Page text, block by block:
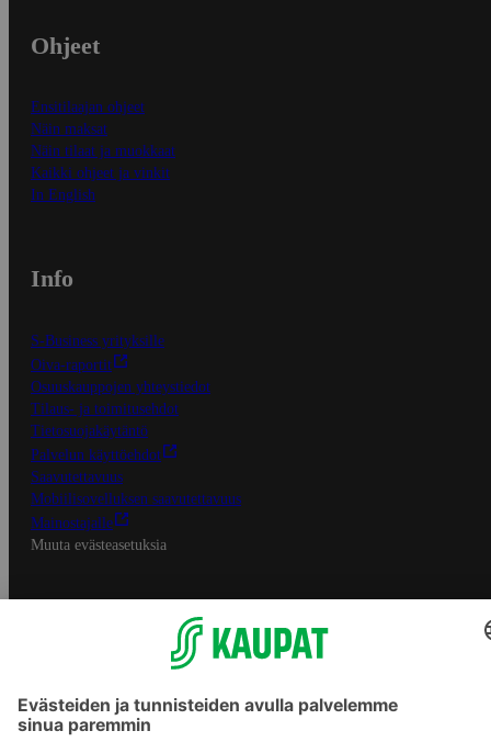
Ohjeet
Ensitilaajan ohjeet
Näin maksat
Näin tilaat ja muokkaat
Kaikki ohjeet ja vinkit
In English
Info
S-Business yrityksille
Oiva-raportit
Osuuskauppojen yhteystiedot
Tilaus- ja toimitusehdot
Tietosuojakäytäntö
Palvelun käyttöehdot
Saavutettavuus
Mobiilisovelluksen saavutettavuus
Mainostajalle
Muuta evästeasetuksia
S-ryhmän palvelut
Asiakasomistajuus